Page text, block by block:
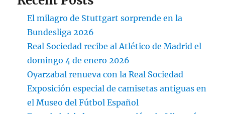
El milagro de Stuttgart sorprende en la
Bundesliga 2026
Real Sociedad recibe al Atlético de Madrid el
domingo 4 de enero 2026
Oyarzabal renueva con la Real Sociedad
Exposición especial de camisetas antiguas en
el Museo del Fútbol Español